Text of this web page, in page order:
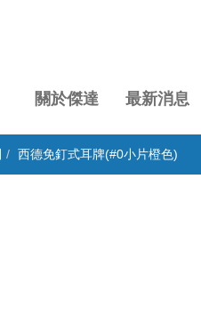
關於傑達 最新消息
西德免釘式耳牌(#0小片橙色)